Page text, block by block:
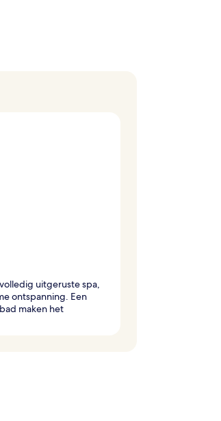
uitgeruste spa,
ontspanning. Een
maken het